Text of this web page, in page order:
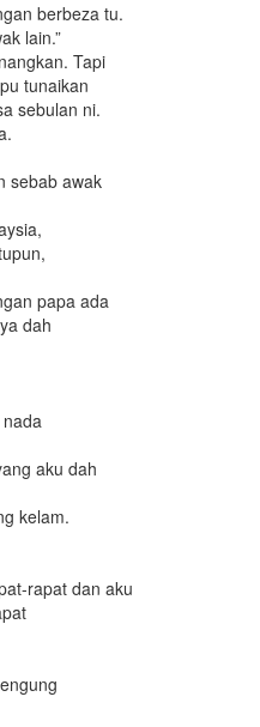
berbeza tu.
lain.”
Tapi
tunaikan
sebulan ni.
sebab awak
papa ada
dah
nada
aku dah
kelam.
rapat dan aku